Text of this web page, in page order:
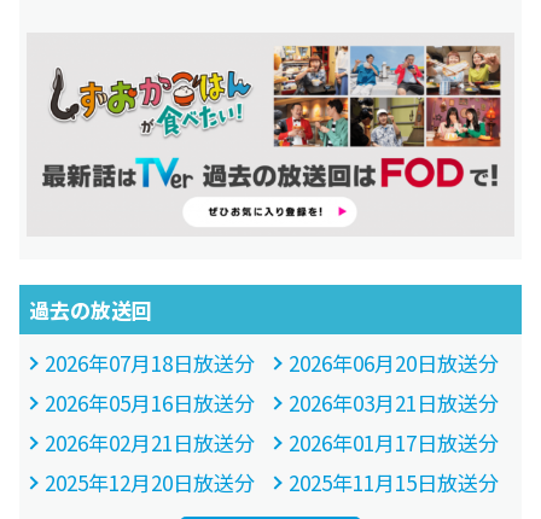
過去の放送回
2026年07月18日放送分
2026年06月20日放送分
2026年05月16日放送分
2026年03月21日放送分
2026年02月21日放送分
2026年01月17日放送分
2025年12月20日放送分
2025年11月15日放送分